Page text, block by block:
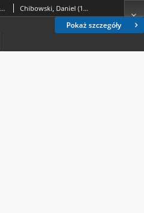
Pokaż szczegóły
Ichthyosis congenita gravis z podaniem dwóch własnych przypadków Chibowski, Daniel (1932- ).; Kleniewski, Andrzej (anatomia).